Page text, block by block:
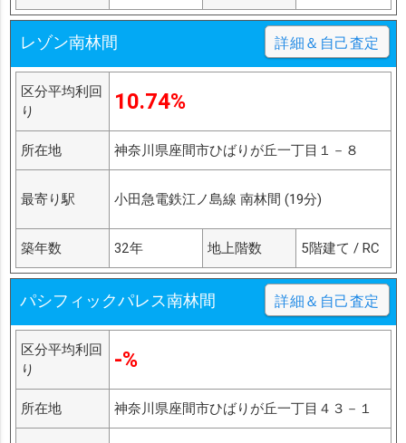
レゾン南林間 詳細＆自己査定
区分平均利回
り
10.74%
所在地 神奈川県座間市ひばりが丘一丁目１－８
最寄り駅 小田急電鉄江ノ島線 南林間 (19分)
築年数 32年 地上階数 5階建て / RC
パシフィックパレス南林間 詳細＆自己査定
区分平均利回
り
-%
所在地 神奈川県座間市ひばりが丘一丁目４３－１